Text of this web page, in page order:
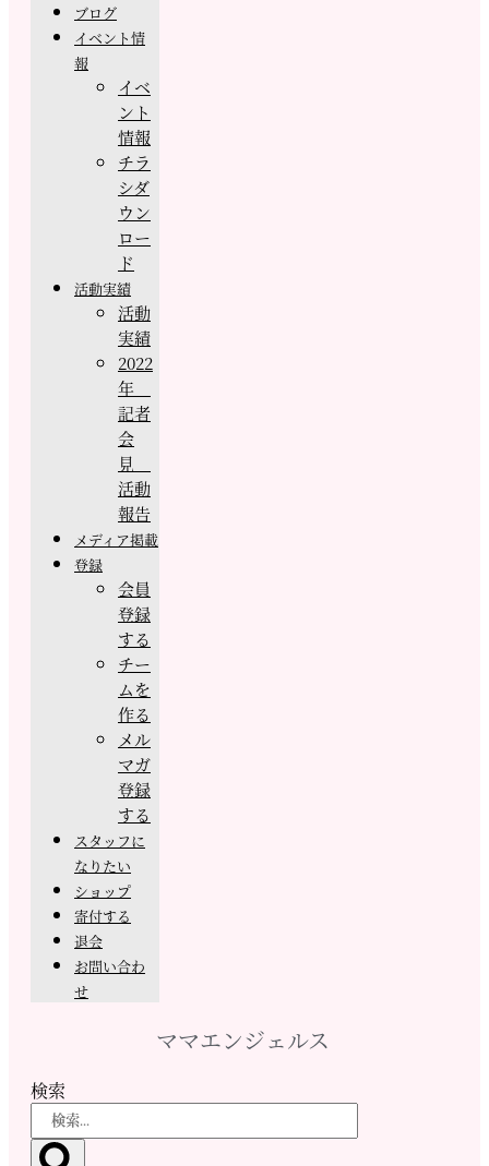
ブログ
イベント情
報
イベ
ント
情報
チラ
シダ
ウン
ロー
ド
活動実績
活動
実績
2022
年
記者
会
見
活動
報告
メディア掲載
登録
会員
登録
する
チー
ムを
作る
メル
マガ
登録
する
スタッフに
なりたい
ショップ
寄付する
退会
お問い合わ
せ
ママエンジェルス
検索